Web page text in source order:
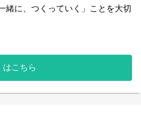
緒に、つくっていく」ことを大切
の、児童発達支援や放課後等デ
す。
して社会の「できる」を広げて
に働くスタッフ自身の「でき
関わるのが初めてでも大丈夫
はこちら